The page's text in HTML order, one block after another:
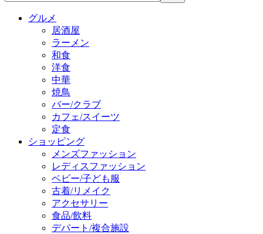
グルメ
居酒屋
ラーメン
和食
洋食
中華
焼鳥
バー/クラブ
カフェ/スイーツ
定食
ショッピング
メンズファッション
レディスファッション
ベビー/子ども服
古着/リメイク
アクセサリー
食品/飲料
デパート/複合施設